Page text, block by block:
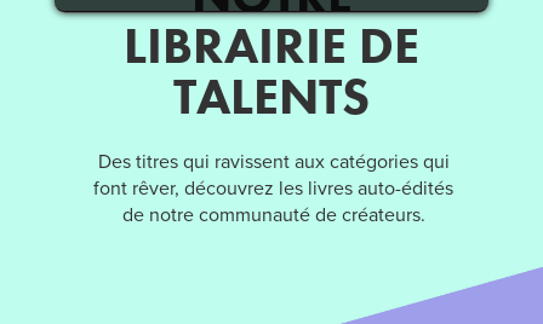
LIBRAIRIE DE
TALENTS
Des titres qui ravissent aux catégories qui
font rêver, découvrez les livres auto-édités
de notre communauté de créateurs.